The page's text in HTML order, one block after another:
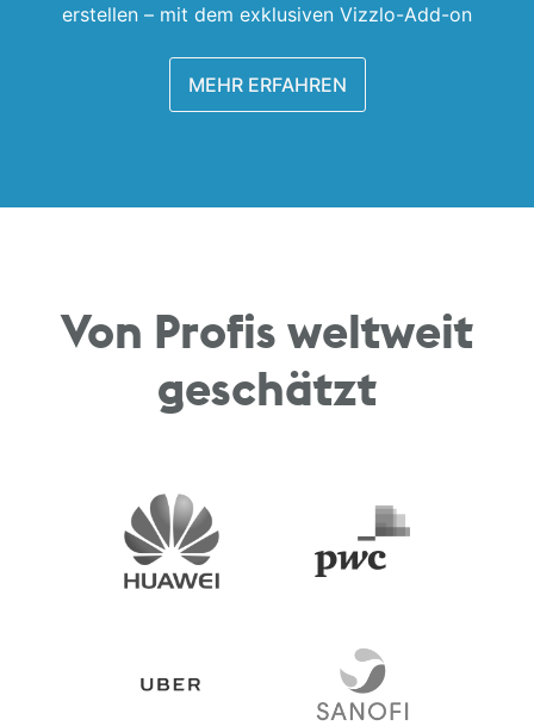
erstellen – mit dem exklusiven Vizzlo-Add-on
MEHR ERFAHREN
Von Profis weltweit
geschätzt